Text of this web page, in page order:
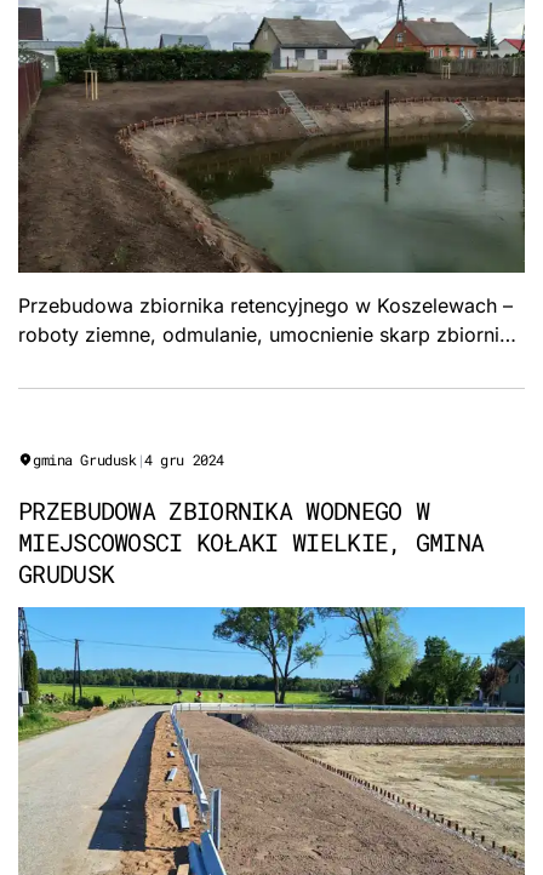
Przebudowa zbiornika retencyjnego w Koszelewach –
roboty ziemne, odmulanie, umocnienie skarp zbiornika
i wybuduj", Gmina Rybno.
gmina Grudusk |4 gru 2024
PRZEBUDOWA ZBIORNIKA WODNEGO W
MIEJSCOWOSCI KOŁAKI WIELKIE, GMINA
GRUDUSK